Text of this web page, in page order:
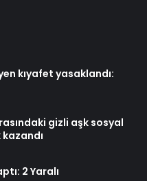
kıyafet yasaklandı:
gizli aşk sosyal
2 Yaralı